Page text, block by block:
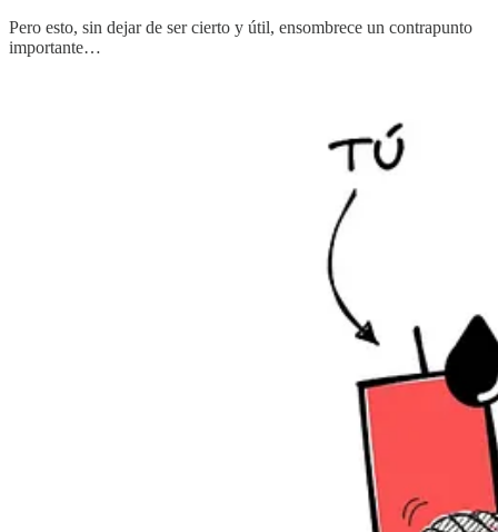
Pero esto, sin dejar de ser cierto y útil, ensombrece un contrapunto
importante…